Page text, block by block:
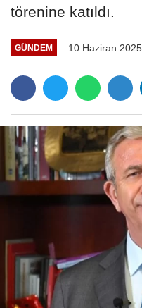
törenine katıldı.
GÜNDEM 10 Haziran